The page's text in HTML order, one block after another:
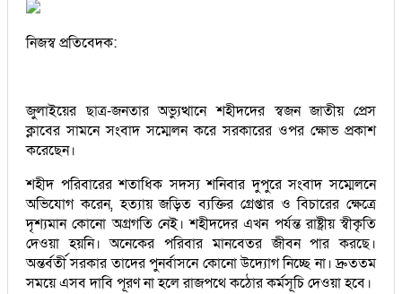
নিজস্ব প্রতিবেদক:
জুলাইয়ের ছাত্র-জনতার অভ্যুত্থানে শহীদদের স্বজন জাতীয় প্রেস
ক্লাবের সামনে সংবাদ সম্মেলন করে সরকারের ওপর ক্ষোভ প্রকাশ
করেছেন।
শহীদ পরিবারের শতাধিক সদস্য শনিবার দুপুরে সংবাদ সম্মেলনে
অভিযোগ করেন, হত্যায় জড়িত ব্যক্তির গ্রেপ্তার ও বিচারের ক্ষেত্রে
দৃশ্যমান কোনো অগ্রগতি নেই। শহীদদের এখন পর্যন্ত রাষ্ট্রীয় স্বীকৃতি
দেওয়া হয়নি। অনেকের পরিবার মানবেতর জীবন পার করছে।
অন্তর্বর্তী সরকার তাদের পুনর্বাসনে কোনো উদ্যোগ নিচ্ছে না। দ্রুততম
সময়ে এসব দাবি পূরণ না হলে রাজপথে কঠোর কর্মসূচি দেওয়া হবে।